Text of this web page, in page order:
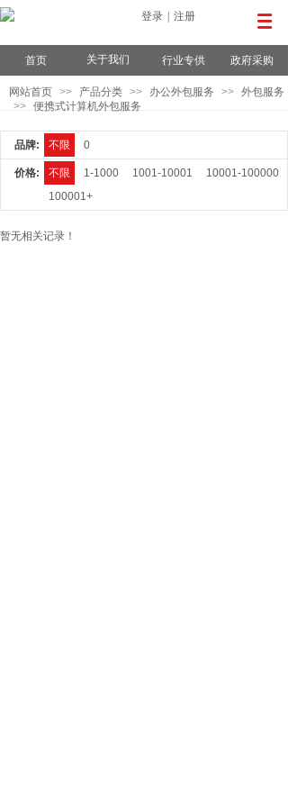
登录 注册
首页 关于我们 行业专供 政府采购
网站首页 >> 产品分类 >> 办公外包服务 >> 外包服务
>> 便携式计算机外包服务
品牌: 不限 0
价格: 不限 1-1000 1001-10001
10001-100000
100001+
暂无相关记录！